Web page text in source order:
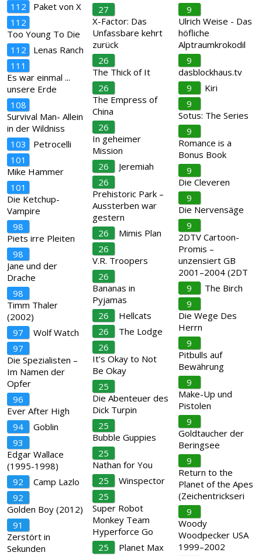
112
Paket von X
112
Too Young To Die
112
Lenas Ranch
111
Es war einmal ...
unsere Erde
108
Survival Man- Allein
in der Wildniss
103
Petrocelli
101
Mike Hammer
101
Die Ketchup-
Vampire
98
Piets irre Pleiten
98
Jane und der
Drache
98
Timm Thaler
(2002)
97
Wolf Watch
97
Die Spezialisten –
Im Namen der
Opfer
96
Ever After High
94
Goblin
93
Edgar Wallace
(1995-1998)
92
Camp Lazlo
92
Golden Boy (2012)
91
Zerstört in
Sekunden
27
X-Factor: Das
Unfassbare kehrt
zurück
26
The Thick of It
26
The Empress of
China
26
In geheimer
Mission
26
Jeremiah
26
Prehistoric Park –
Aussterben war
gestern
26
Mimis Plan
26
V.R. Troopers
26
Bananas in
Pyjamas
26
Hellcats
26
The Lodge
26
It’s Okay to Not
Be Okay
25
Die Abenteuer des
Dick Turpin
25
Bubble Guppies
25
Nathan for You
25
Winspector
25
Super Robot
Monkey Team
Hyperforce Go
25
Planet Max
9
Ulrich Weise - Das
höfliche
Alptraumkrokodil
9
dasblockhaus.tv
9
Kiri
9
Sotus: The Series
9
Romance is a
Bonus Book
9
Die Cleveren
9
Die Nervensäge
9
2DTV Cartoon-
Promis –
unzensiert GB
2001–2004 (2DT
9
The Birch
9
Die Wege Des
Herrn
9
Pitbulls auf
Bewährung
9
Make-Up und
Pistolen
9
Goldtaucher der
Beringsee
9
Return to the
Planet of the Apes
(Zeichentrickseri
9
Woody
Woodpecker USA
1999–2002